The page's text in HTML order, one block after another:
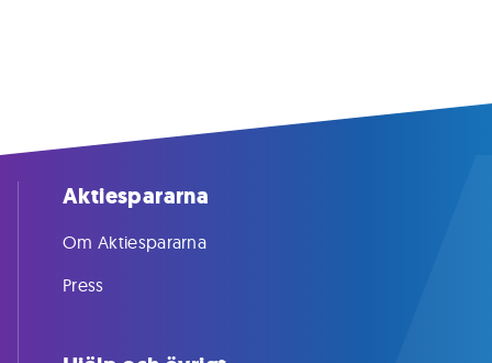
Aktiespararna
Om Aktiespararna
Press